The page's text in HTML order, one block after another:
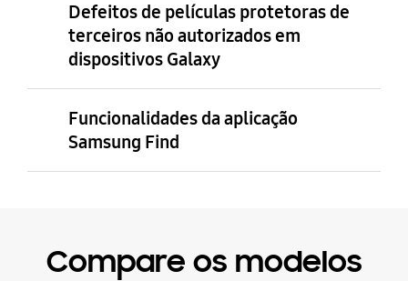
Defeitos de películas protetoras de
terceiros não autorizados em
dispositivos Galaxy
Funcionalidades da aplicação
Samsung Find
Compare os modelos